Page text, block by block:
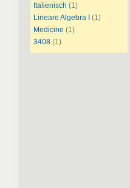
Italienisch (1)
Lineare Algebra I
(1)
Medicine (1)
3408 (1)